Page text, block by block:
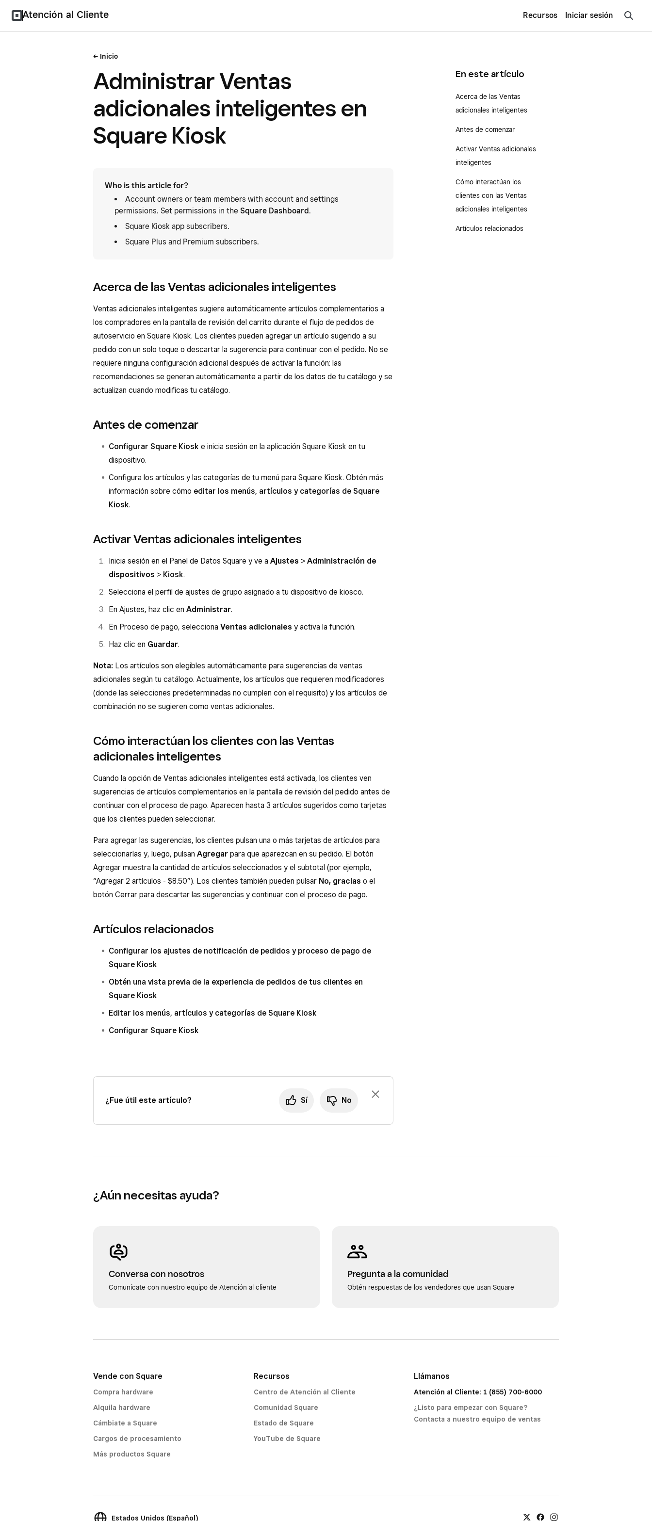
Atención al Cliente Recursos Iniciar sesión
Inicio
Administrar Ventas
adicionales inteligentes en
Square Kiosk
Who is this article for?
Account owners or team members with account and settings
permissions. Set permissions in the Square Dashboard.
Square Kiosk app subscribers.
Square Plus and Premium subscribers.
Acerca de las Ventas adicionales inteligentes
Ventas adicionales inteligentes sugiere automáticamente artículos complementarios a
los compradores en la pantalla de revisión del carrito durante el flujo de pedidos de
autoservicio en Square Kiosk. Los clientes pueden agregar un artículo sugerido a su
pedido con un solo toque o descartar la sugerencia para continuar con el pedido. No se
requiere ninguna configuración adicional después de activar la función: las
recomendaciones se generan automáticamente a partir de los datos de tu catálogo y se
actualizan cuando modificas tu catálogo.
Antes de comenzar
Configurar Square Kiosk e inicia sesión en la aplicación Square Kiosk en tu
dispositivo.
Configura los artículos y las categorías de tu menú para Square Kiosk. Obtén más
información sobre cómo editar los menús, artículos y categorías de Square
Kiosk.
Activar Ventas adicionales inteligentes
Inicia sesión en el Panel de Datos Square y ve a Ajustes > Administración de
dispositivos > Kiosk.
Selecciona el perfil de ajustes de grupo asignado a tu dispositivo de kiosco.
En Ajustes, haz clic en Administrar.
En Proceso de pago, selecciona Ventas adicionales y activa la función.
Haz clic en Guardar.
Nota: Los artículos son elegibles automáticamente para sugerencias de ventas
adicionales según tu catálogo. Actualmente, los artículos que requieren modificadores
(donde las selecciones predeterminadas no cumplen con el requisito) y los artículos de
combinación no se sugieren como ventas adicionales.
Cómo interactúan los clientes con las Ventas
adicionales inteligentes
Cuando la opción de Ventas adicionales inteligentes está activada, los clientes ven
sugerencias de artículos complementarios en la pantalla de revisión del pedido antes de
continuar con el proceso de pago. Aparecen hasta 3 artículos sugeridos como tarjetas
que los clientes pueden seleccionar.
Para agregar las sugerencias, los clientes pulsan una o más tarjetas de artículos para
seleccionarlas y, luego, pulsan Agregar para que aparezcan en su pedido. El botón
Agregar muestra la cantidad de artículos seleccionados y el subtotal (por ejemplo,
“Agregar 2 artículos - $8.50”). Los clientes también pueden pulsar No, gracias o el
botón Cerrar para descartar las sugerencias y continuar con el proceso de pago.
Artículos relacionados
Configurar los ajustes de notificación de pedidos y proceso de pago de
Square Kiosk
Obtén una vista previa de la experiencia de pedidos de tus clientes en
Square Kiosk
Editar los menús, artículos y categorías de Square Kiosk
Configurar Square Kiosk
¿Fue útil este artículo? Sí No
En este artículo
Acerca de las Ventas
adicionales inteligentes
Antes de comenzar
Activar Ventas adicionales
inteligentes
Cómo interactúan los
clientes con las Ventas
adicionales inteligentes
Artículos relacionados
¿Aún necesitas ayuda?
Conversa con nosotros
Comunícate con nuestro equipo de Atención al cliente
Pregunta a la comunidad
Obtén respuestas de los vendedores que usan Square
Vende con Square
Compra hardware
Alquila hardware
Cámbiate a Square
Cargos de procesamiento
Más productos Square
Recursos
Centro de Atención al Cliente
Comunidad Square
Estado de Square
YouTube de Square
Llámanos
Atención al Cliente: 1 (855) 700-6000
¿Listo para empezar con Square?
Contacta a nuestro equipo de ventas
Estados Unidos (Español)